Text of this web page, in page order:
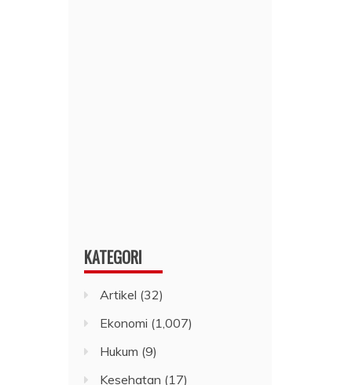
KATEGORI
Artikel (32)
Ekonomi (1,007)
Hukum (9)
Kesehatan (17)